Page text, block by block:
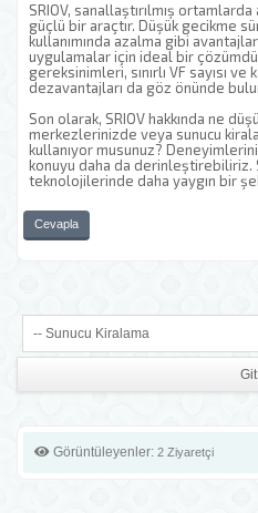
SRIOV, sanallaştırılmış
güçlü bir araçtır. Düşük gecikme
kullanımında azalma gibi
uygulamalar için ideal bir
gereksinimleri, sınırlı VF sayısı
dezavantajları da göz önünde
Son olarak, SRIOV hakkında ne
merkezlerinizde veya sunucu
kullanıyor musunuz?
konuyu daha da derinleştirebiliriz.
teknolojilerinde daha yaygın bir
Cevapla
Görüntüleyenler: 2 Ziyaretçi